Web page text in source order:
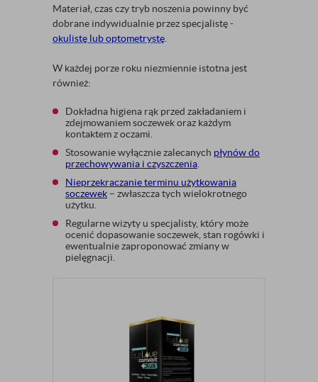
Materiał, czas czy tryb noszenia powinny być
dobrane indywidualnie przez specjalistę -
okulistę lub optometrystę
W każdej porze roku niezmiennie istotna jest
również:
Dokładna higiena rąk przed zakładaniem i
zdejmowaniem soczewek oraz każdym
kontaktem z oczami.
Stosowanie wyłącznie zalecanych płynów do
przechowywania i czyszczenia
Nieprzekraczanie terminu użytkowania
soczewek – zwłaszcza tych wielokrotnego
użytku.
Regularne wizyty u specjalisty, który może
ocenić dopasowanie soczewek, stan rogówki i
ewentualnie zaproponować zmiany w
pielęgnacji.